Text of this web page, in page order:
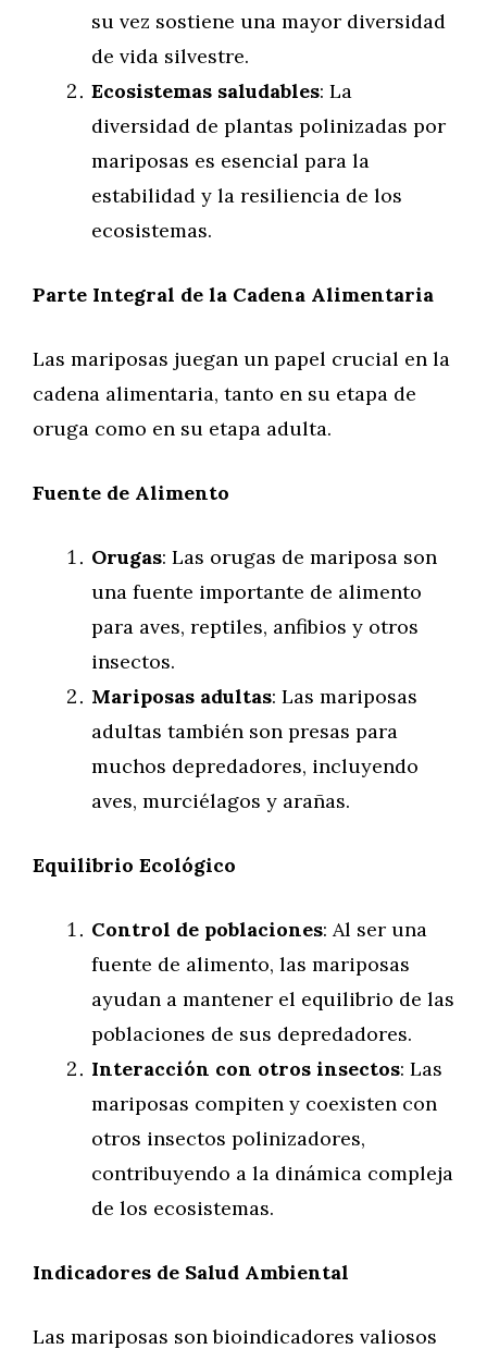
su vez sostiene una mayor diversidad
de vida silvestre.
Ecosistemas saludables: La
diversidad de plantas polinizadas por
mariposas es esencial para la
estabilidad y la resiliencia de los
ecosistemas.
Parte Integral de la Cadena Alimentaria
Las mariposas juegan un papel crucial en la
cadena alimentaria, tanto en su etapa de
oruga como en su etapa adulta.
Fuente de Alimento
Orugas: Las orugas de mariposa son
una fuente importante de alimento
para aves, reptiles, anfibios y otros
insectos.
Mariposas adultas: Las mariposas
adultas también son presas para
muchos depredadores, incluyendo
aves, murciélagos y arañas.
Equilibrio Ecológico
Control de poblaciones: Al ser una
fuente de alimento, las mariposas
ayudan a mantener el equilibrio de las
poblaciones de sus depredadores.
Interacción con otros insectos: Las
mariposas compiten y coexisten con
otros insectos polinizadores,
contribuyendo a la dinámica compleja
de los ecosistemas.
Indicadores de Salud Ambiental
Las mariposas son bioindicadores valiosos